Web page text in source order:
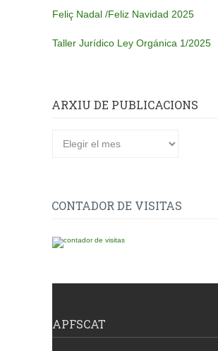
Feliç Nadal /Feliz Navidad 2025
Taller Jurídico Ley Orgánica 1/2025
ARXIU DE PUBLICACIONS
CONTADOR DE VISITAS
APFSCAT